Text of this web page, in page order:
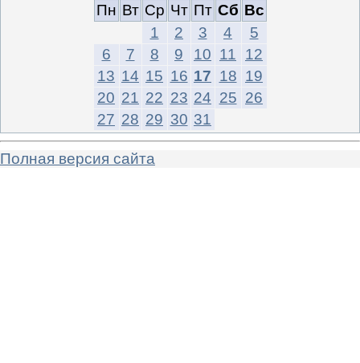
Пн Вт Ср Чт Пт Сб Вс
1
2 3 4
5
6
7 8 9 10 11
12
13 14 15 16 17 18 19
20 21 22 23 24 25 26
27 28 29 30 31
Полная версия сайта